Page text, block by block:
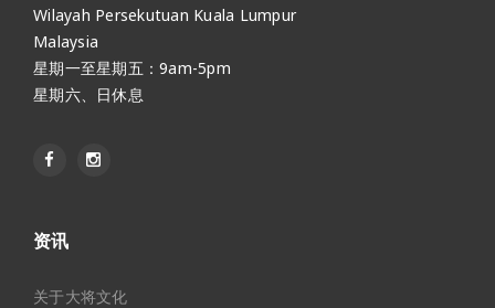
Wilayah Persekutuan Kuala Lumpur
Malaysia
星期一至星期五：9am-5pm
星期六、日休息
资讯
关于大将文化